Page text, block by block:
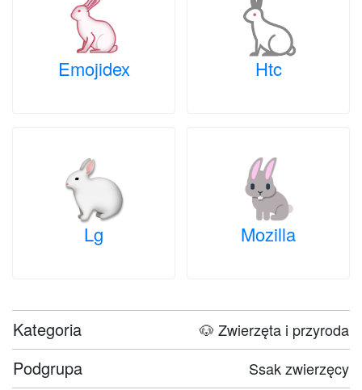
Emojidex Htc
Lg Mozilla
Kategoria 🐶 Zwierzęta i przyroda
Podgrupa Ssak zwierzęcy